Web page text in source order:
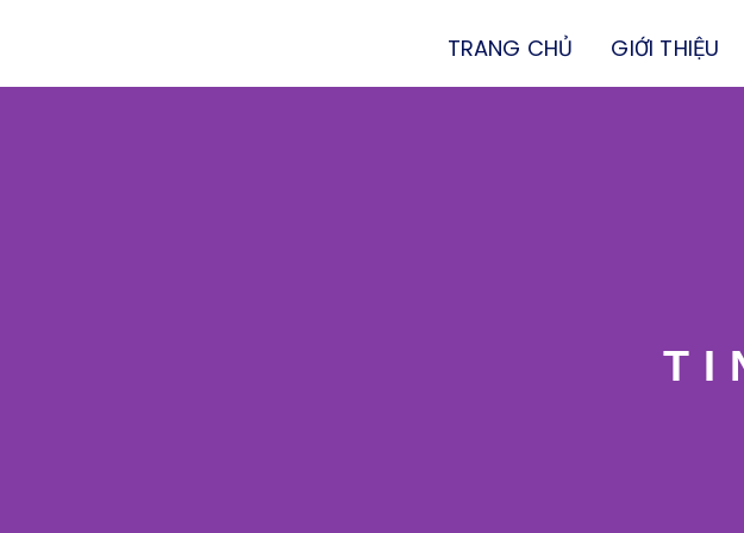
TRANG CHỦ GIỚI THIỆU